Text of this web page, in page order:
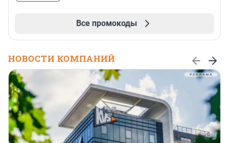
Все промокоды
НОВОСТИ КОМПАНИЙ